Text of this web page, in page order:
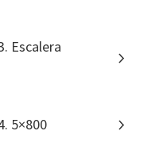
Escalera
5×800